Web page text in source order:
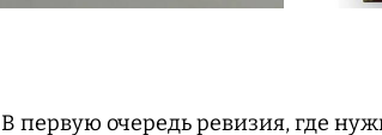
В первую очередь ревизия, где